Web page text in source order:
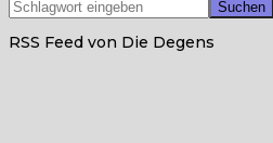
RSS Feed von Die Degens